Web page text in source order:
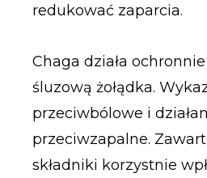
redukować zaparcia.
Chaga działa
śluzową żołądka.
przeciwbólowe i
przeciwzapalne.
składniki korzystnie